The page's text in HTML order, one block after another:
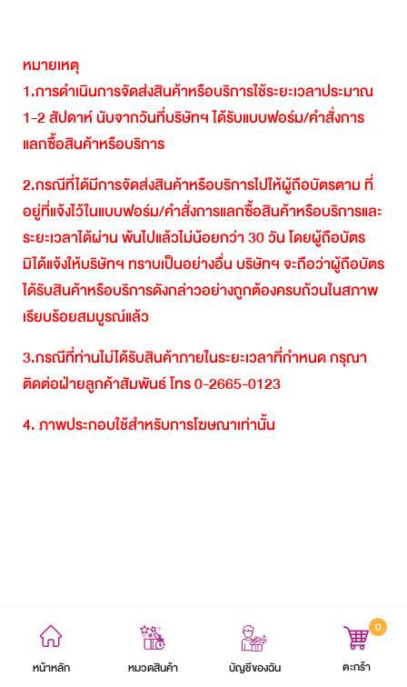
หมายเหตุ
1.การดำเนินการจัดส่งสินค้าหรือบริการใช้ระยะเวลาประมาณ
1-2สัปดาห์นับจากวันที่บริษัทฯได้รับแบบฟอร์ม/คำสั่งการ
แลกซื้อสินค้าหรือบริการ
2.กรณีที่ได้มีการจัดส่งสินค้าหรือบริการไปให้ผู้ถือบัตรตามที่
อยู่ที่แจ้งไว้ในแบบฟอร์ม/คำสั่งการแลกซื้อสินค้าหรือบริการและ
ระยะเวลาได้ผ่านพ้นไปแล้วไม่น้อยกว่า30วันโดยผู้ถือบัตร
มิได้แจ้งให้บริษัทฯทราบเป็นอย่างอื่นบริษัทฯจะถือว่าผู้ถือบัตร
ได้รับสินค้าหรือบริการดังกล่าวอย่างถูกต้องครบถ้วนในสภาพ
เรียบร้อยสมบูรณ์แล้ว
3.กรณีที่ท่านไม่ได้รับสินค้าภายในระยะเวลาที่กำหนดกรุณา
ติดต่อฝ่ายลูกค้าสัมพันธ์โทร0-2665-0123
4.ภาพประกอบใช้สำหรับการโฆษณาเท่านั้น
หน้าหลัก หมวดสินค้า บัญชีของฉัน
0
ตะกร้า
ข้อตกลงและเงื่อนไข นโยบายความเป็นส่วนตัว แผนผังเว็บไซต์